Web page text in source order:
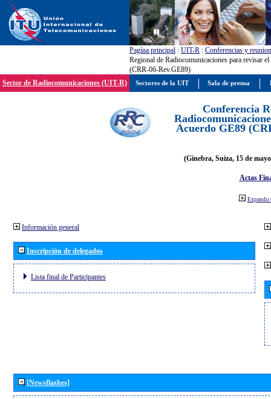
Pagína principal : UIT-R : Conferencias y
Regional de Radiocomunicaciones para revisar
(CRR-06-Rev.GE89)
Sector de Radiocomunicaciones (UIT-R)
Conferencia
Acuerdo GE89
(Ginebra, Suiza, 15 de
Actas
Expandir
Información general
Inscripción de delegados
Lista final de Participantes
[Newsflashes]
Sectores de la UIT Sala de prensa